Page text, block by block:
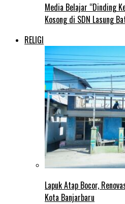
Media Belajar “Dinding
Kosong di SDN Lasung
RELIGI
Lapuk Atap Bocor,
Kota Banjarbaru